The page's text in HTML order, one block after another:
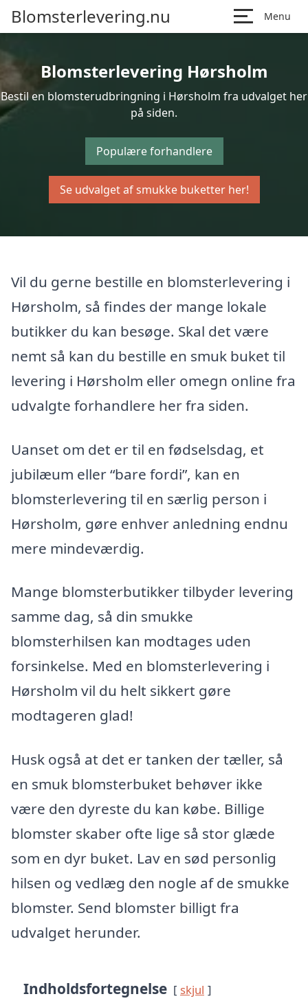
Blomsterlevering.nu Menu
Blomsterlevering Hørsholm
Bestil en blomsterudbringning i Hørsholm fra udvalget her
på siden.
Populære forhandlere
Se udvalget af smukke buketter her!
Vil du gerne bestille en blomsterlevering i
Hørsholm, så findes der mange lokale
butikker du kan besøge. Skal det være
nemt så kan du bestille en smuk buket til
levering i Hørsholm eller omegn online fra
udvalgte forhandlere her fra siden.
Uanset om det er til en fødselsdag, et
jubilæum eller “bare fordi”, kan en
blomsterlevering til en særlig person i
Hørsholm, gøre enhver anledning endnu
mere mindeværdig.
Mange blomsterbutikker tilbyder levering
samme dag, så din smukke
blomsterhilsen kan modtages uden
forsinkelse. Med en blomsterlevering i
Hørsholm vil du helt sikkert gøre
modtageren glad!
Husk også at det er tanken der tæller, så
en smuk blomsterbuket behøver ikke
være den dyreste du kan købe. Billige
blomster skaber ofte lige så stor glæde
som en dyr buket. Lav en sød personlig
hilsen og vedlæg den nogle af de smukke
blomster. Send blomster billigt fra
udvalget herunder.
Indholdsfortegnelse skjul